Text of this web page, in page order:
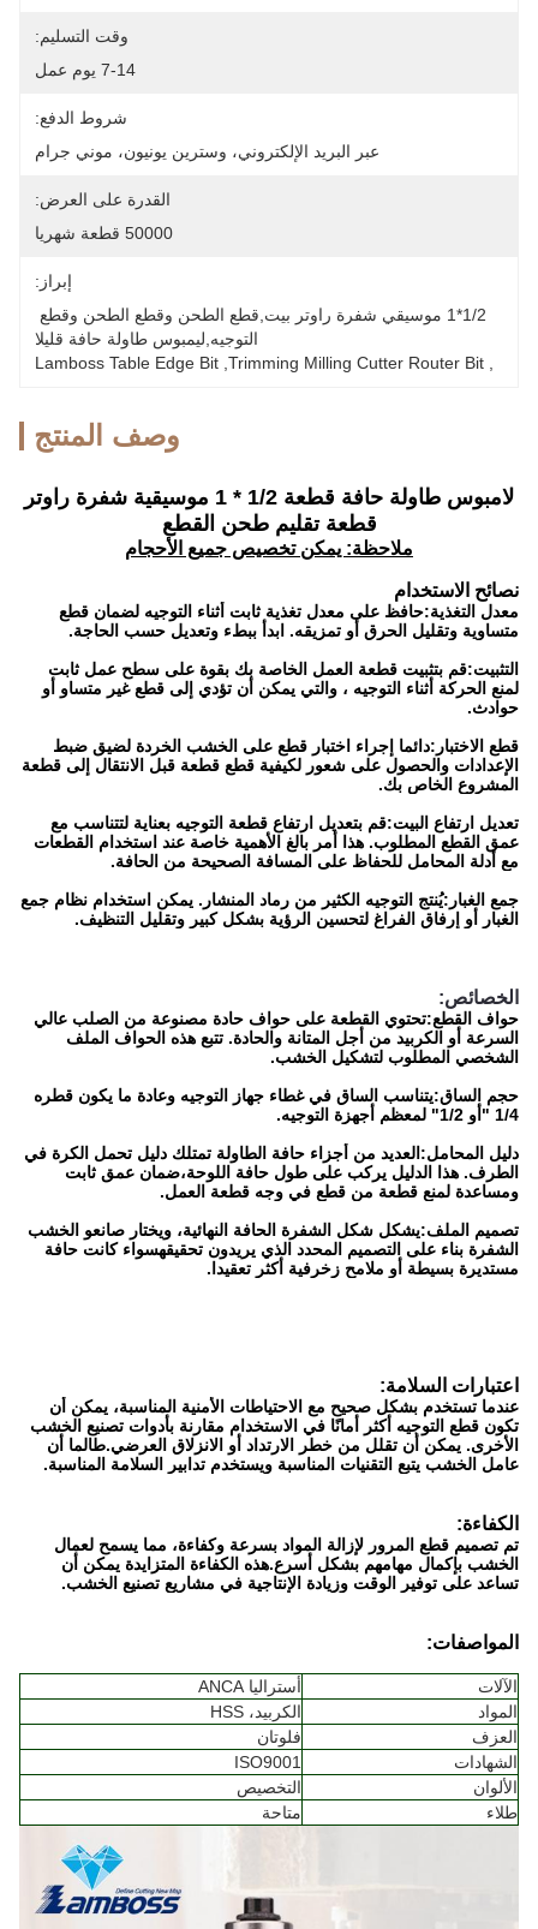
وقت التسليم:
7-14 يوم عمل
شروط الدفع:
عبر البريد الإلكتروني، وسترين يونيون، موني جرام
القدرة على العرض:
50000 قطعة شهريا
إبراز:
التوجيه,ليمبوس طاولة حافة قليلا
Trimming Milling Cutter Router Bit
Lamboss Table Edge Bit
وصف المنتج
لامبوس طاولة حافة قطعة 1/2 * 1 موسيقية شفرة راوتر
قطعة تقليم طحن القطع
ملاحظة: يمكن تخصيص جميع الأحجام
نصائح الاستخدام
معدل التغذية:حافظ على معدل تغذية ثابت أثناء التوجيه لضمان قطع
متساوية وتقليل الحرق أو تمزيقه. ابدأ ببطء وتعديل حسب الحاجة.
التثبيت:قم بتثبيت قطعة العمل الخاصة بك بقوة على سطح عمل ثابت
لمنع الحركة أثناء التوجيه ، والتي يمكن أن تؤدي إلى قطع غير متساو أو
حوادث.
قطع الاختبار:دائما إجراء اختبار قطع على الخشب الخردة لضيق ضبط
الإعدادات والحصول على شعور لكيفية قطع قطعة قبل الانتقال إلى قطعة
المشروع الخاص بك.
تعديل ارتفاع البيت:قم بتعديل ارتفاع قطعة التوجيه بعناية لتتناسب مع
عمق القطع المطلوب. هذا أمر بالغ الأهمية خاصة عند استخدام القطعات
مع أدلة المحامل للحفاظ على المسافة الصحيحة من الحافة.
جمع الغبار:يُنتج التوجيه الكثير من رماد المنشار. يمكن استخدام نظام جمع
الغبار أو إرفاق الفراغ لتحسين الرؤية بشكل كبير وتقليل التنظيف.
الخصائص:
حواف القطع:تحتوي القطعة على حواف حادة مصنوعة من الصلب عالي
السرعة أو الكربيد من أجل المتانة والحادة. تتبع هذه الحواف الملف
الشخصي المطلوب لتشكيل الخشب.
حجم الساق:يتناسب الساق في غطاء جهاز التوجيه وعادة ما يكون قطره
1/4 "أو 1/2" لمعظم أجهزة التوجيه.
دليل المحامل: العديد من أجزاء حافة الطاولة تمتلك دليل تحمل الكرة في
الطرف. هذا الدليل يركب على طول حافة اللوحة،ضمان عمق ثابت
ومساعدة لمنع قطعة من قطع في وجه قطعة العمل.
تصميم الملف:يشكل شكل الشفرة الحافة النهائية، ويختار صانعو الخشب
الشفرة بناء على التصميم المحدد الذي يريدون تحقيقهسواء كانت حافة
مستديرة بسيطة أو ملامح زخرفية أكثر تعقيدا.
اعتبارات السلامة:
عندما تستخدم بشكل صحيح مع الاحتياطات الأمنية المناسبة، يمكن أن
تكون قطع التوجيه أكثر أمانًا في الاستخدام مقارنة بأدوات تصنيع الخشب
الأخرى. يمكن أن تقلل من خطر الارتداد أو الانزلاق العرضي.طالما أن
عامل الخشب يتبع التقنيات المناسبة ويستخدم تدابير السلامة المناسبة.
الكفاءة:
تم تصميم قطع المرور لإزالة المواد بسرعة وكفاءة، مما يسمح لعمال
الخشب بإكمال مهامهم بشكل أسرع.هذه الكفاءة المتزايدة يمكن أن
تساعد على توفير الوقت وزيادة الإنتاجية في مشاريع تصنيع الخشب.
المواصفات:
الآلات
أستراليا ANCA
المواد
الكربيد، HSS
العزف
فلوتان
الشهادات
ISO9001
الألوان
التخصيص
طلاء
متاحة